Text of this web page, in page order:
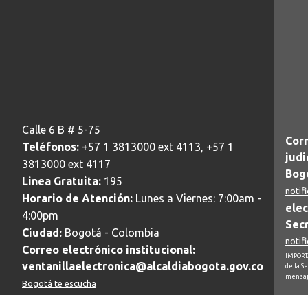
Calle 6 B # 5-75
Teléfonos: +57 1 3813000 ext 4113, +57 1
3813000 ext 4117
Linea Gratuita: 195
Horario de Atención: Lunes a Viernes: 7:00am -
4:00pm
Ciudad: Bogotá - Colombia
Correo electrónico institucional:
ventanillaelectronica@alcaldiabogota.gov.co
Bogotá te escucha
de la